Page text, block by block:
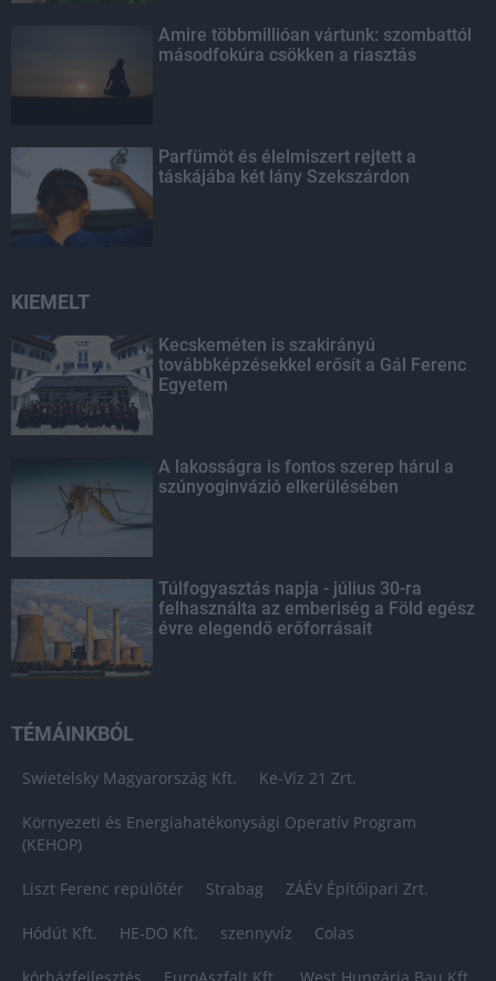
Amire többmillióan vártunk: szombattól
másodfokúra csökken a riasztás
Parfümöt és élelmiszert rejtett a
táskájába két lány Szekszárdon
KIEMELT
Kecskeméten is szakirányú
továbbképzésekkel erősít a Gál Ferenc
Egyetem
A lakosságra is fontos szerep hárul a
szúnyoginvázió elkerülésében
Túlfogyasztás napja - július 30-ra
felhasználta az emberiség a Föld egész
évre elegendő erőforrásait
TÉMÁINKBÓL
Swietelsky Magyarország Kft. Ke-Víz 21 Zrt.
Környezeti és Energiahatékonysági Operatív Program
(KEHOP)
Liszt Ferenc repülőtér Strabag ZÁÉV Építőipari Zrt.
Hódút Kft. HE-DO Kft. szennyvíz Colas